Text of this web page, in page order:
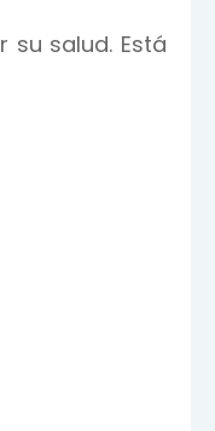
su salud. Está